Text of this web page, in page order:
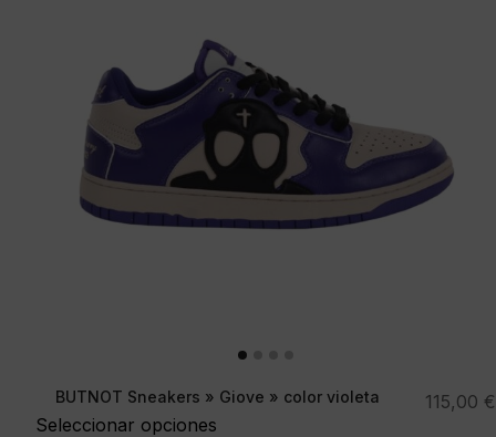
BUTNOT Sneakers » Giove » color violeta
Seleccionar opciones
115,00 €